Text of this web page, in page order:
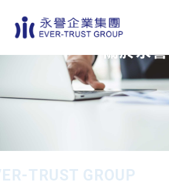
關於永譽
TRUST GROUP